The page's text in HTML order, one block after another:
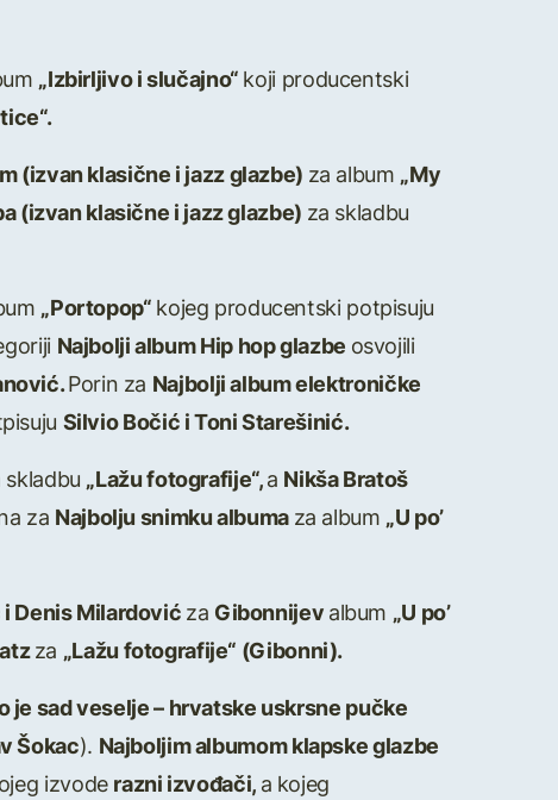
„Izbirljivo i slučajno“koji producentski
(izvan klasične i jazz glazbe) za album „My
(izvan klasične i jazz glazbe) za skladbu
„Portopop“kojeg producentski potpisuju
Najbolji album Hip hop glazbe osvojili
Porin za Najbolji album elektroničke
Silvio Bočić i Toni Starešinić.
skladbu „Lažu fotografije“,a Nikša Bratoš
za Najbolju snimku albumaza album „U po’
Denis Milardovićza Gibonnijevalbum „U po’
za „Lažu fotografije“ (Gibonni).
je sad veselje – hrvatske uskrsne pučke
Šokac). Najboljim albumom klapske glazbe
izvoderazni izvođači,a kojeg